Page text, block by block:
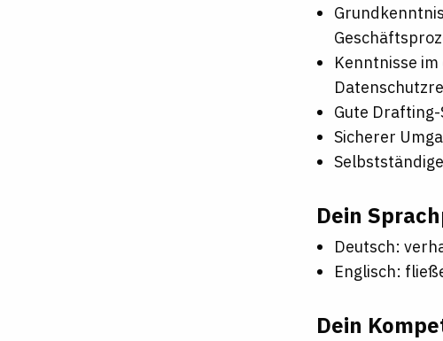
Kenntnisse
Gute
Sicherer
Dein
Deutsch:
Englisch:
Dein